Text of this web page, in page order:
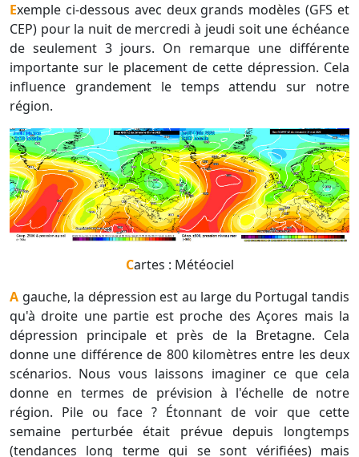
Exemple ci-dessous avec deux grands modèles (GFS et
CEP) pour la nuit de mercredi à jeudi soit une échéance
de seulement 3 jours. On remarque une différente
importante sur le placement de cette dépression. Cela
influence grandement le temps attendu sur notre
région.
Cartes : Météociel
A gauche, la dépression est au large du Portugal tandis
qu'à droite une partie est proche des Açores mais la
dépression principale et près de la Bretagne. Cela
donne une différence de 800 kilomètres entre les deux
scénarios. Nous vous laissons imaginer ce que cela
donne en termes de prévision à l'échelle de notre
région. Pile ou face ? Étonnant de voir que cette
semaine perturbée était prévue depuis longtemps
(tendances long terme qui se sont vérifiées) mais